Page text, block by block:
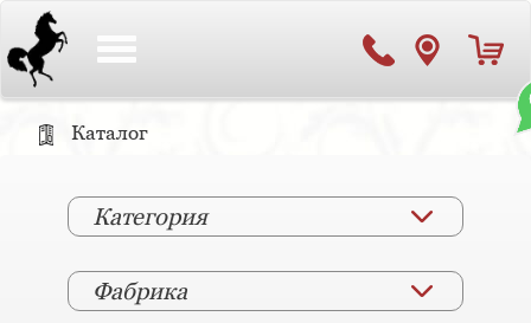
Каталог
Категория
Фабрика